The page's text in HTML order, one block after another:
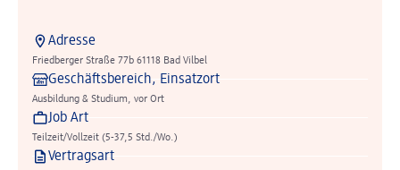
Adresse
Friedberger Straße 77b 61118 Bad Vilbel
Geschäftsbereich, Einsatzort
Ausbildung & Studium, vor Ort
Job Art
Teilzeit/Vollzeit (5-37,5 Std./Wo.)
Vertragsart